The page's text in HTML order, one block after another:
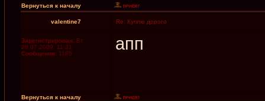
Вернуться к началу
valentine7 Re: Куплю дорого
Зарегистрирован: Вт
28.07.2009, 11:31
Сообщения: 1185
апп
Вернуться к началу